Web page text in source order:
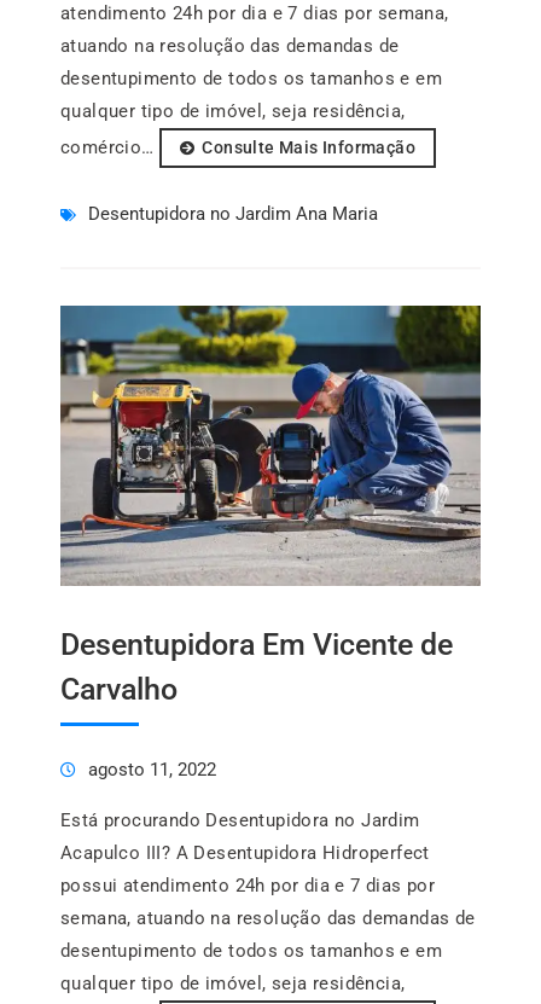
atendimento 24h por dia e 7 dias por semana,
atuando na resolução das demandas de
desentupimento de todos os tamanhos e em
qualquer tipo de imóvel, seja residência,
comércio…
Consulte Mais Informação
Desentupidora no Jardim Ana Maria
Desentupidora Em Vicente de
Carvalho
agosto 11, 2022
Está procurando Desentupidora no Jardim
Acapulco III? A Desentupidora Hidroperfect
possui atendimento 24h por dia e 7 dias por
semana, atuando na resolução das demandas de
desentupimento de todos os tamanhos e em
qualquer tipo de imóvel, seja residência,